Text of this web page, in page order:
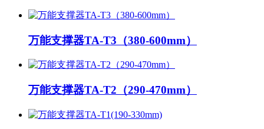
万能支撑器TA-T3（380-600mm）
万能支撑器TA-T2（290-470mm）